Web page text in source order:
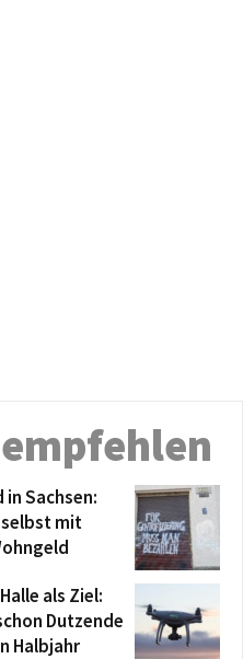
Sachsen:
selbst mit
als Ziel:
Dutzende
Halbjahr